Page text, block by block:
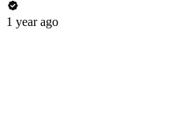
1 year ago